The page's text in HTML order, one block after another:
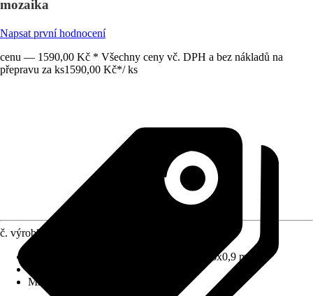
mozaika
Napsat první hodnocení
cenu — 1590,00 Kč * Všechny ceny vč. DPH a bez nákladů na
přepravu za ks1590,00 Kč*/ ks
č. výrobku
Orlando 3,66x0,9 m
Materiál